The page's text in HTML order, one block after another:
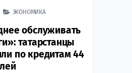
ЭКОНОМИКА
обслуживать
татарстанцы
по кредитам 44